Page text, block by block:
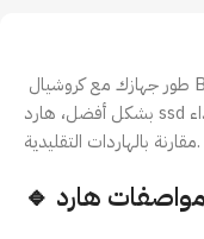
بشكل أفضل، هارد ssd بسعة 240 جيجا هيديك فرق كبير في الأداء
مقارنة بالهاردات التقليدية.